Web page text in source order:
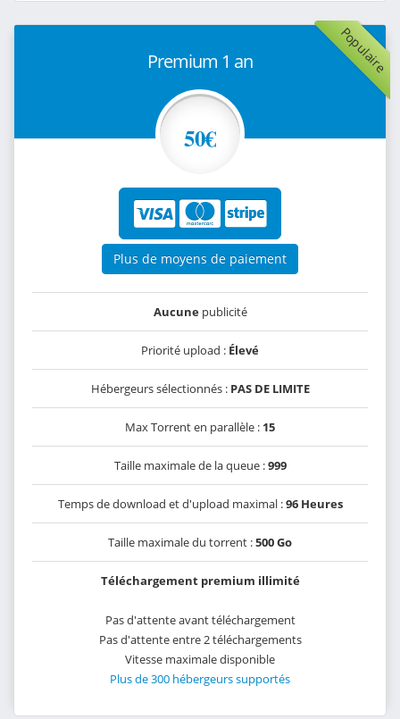
Populaire
Premium 1 an
50€
Plus de moyens de paiement
Aucunepublicité
Priorité upload : Élevé
Hébergeurs sélectionnés : PAS DE LIMITE
Max Torrent en parallèle : 15
Taille maximale de la queue :999
Temps de download et d'upload maximal :96 Heures
Taille maximale du torrent :500 Go
Téléchargement premium illimité
Pas d'attente avant téléchargement
Pas d'attente entre 2 téléchargements
Vitesse maximale disponible
Plus de 300 hébergeurs supportés